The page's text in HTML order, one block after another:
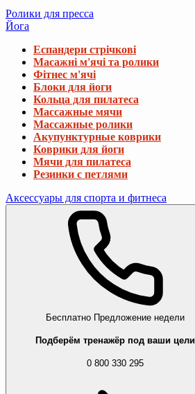
Ролики для пресса
Йога
Еспандери стрічкові
Масажні м'ячі та ролики
Фітнес м'ячі
Блоки для йоги
Кольца для пилатеса
Массажные мячи
Массажные ролики
Акупунктурные коврики
Коврики для йоги
Мячи для пилатеса
Резинки с петлями
Аксессуары для спорта и фитнеса
Бесплатно Предложение недели
Подберём тренажёр под ваши цели
0 800 330 295